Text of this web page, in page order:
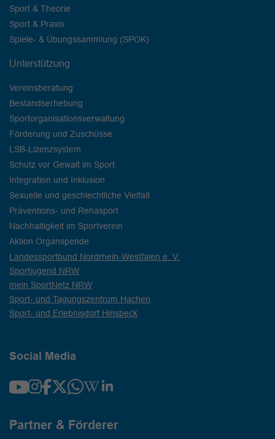
Sport & Theorie
Sport & Praxis
Spiele- & Übungssammlung (SPOK)
Unterstützung
Vereinsberatung
Bestandserhebung
Sportorganisationsverwaltung
Förderung und Zuschüsse
LSB-Lizenzsystem
Schutz vor Gewalt im Sport
Integration und Inklusion
Sexuelle und geschlechtliche Vielfalt
Präventions- und Rehasport
Nachhaltigkeit im Sportverein
Aktion Organspende
Landessportbund Nordrhein-Westfalen e. V.
Sportjugend NRW
mein SportNetz NRW
Sport- und Tagungszentrum Hachen
Sport- und Erlebnisdorf Hinsbeck
Social Media
Partner & Förderer